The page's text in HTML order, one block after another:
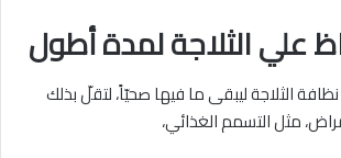
علي الثلاجة لمدة أطول
الثلاجة ليبقى ما فيها صحيّاً، لتقلّ بذلك
مثل التسمم الغذائي،